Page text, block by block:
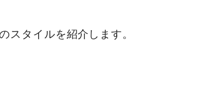
スタイルを紹介します。